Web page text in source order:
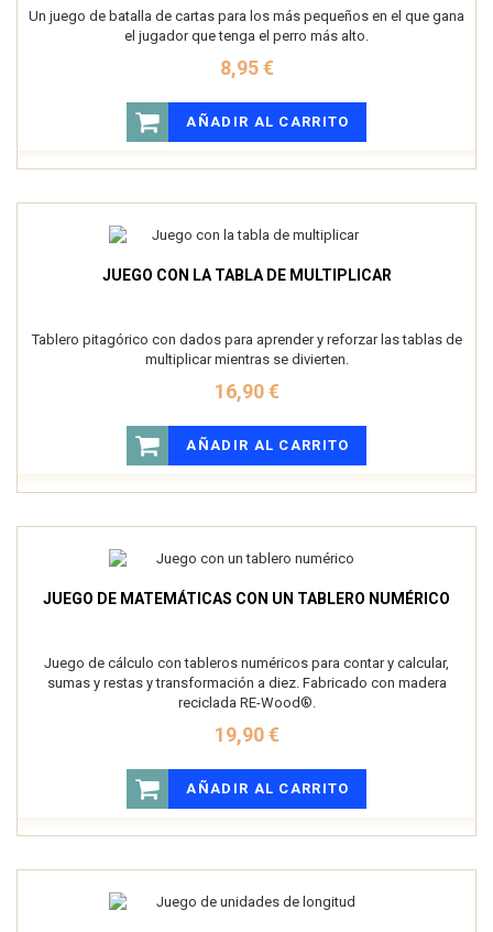
Un juego de batalla de cartas para los más pequeños en el que gana
el jugador que tenga el perro más alto.
8,95 €
AÑADIR AL CARRITO
JUEGO CON LA TABLA DE MULTIPLICAR
Tablero pitagórico con dados para aprender y reforzar las tablas de
multiplicar mientras se divierten.
16,90 €
AÑADIR AL CARRITO
JUEGO DE MATEMÁTICAS CON UN TABLERO NUMÉRICO
Juego de cálculo con tableros numéricos para contar y calcular,
sumas y restas y transformación a diez. Fabricado con madera
reciclada RE-Wood®.
19,90 €
AÑADIR AL CARRITO